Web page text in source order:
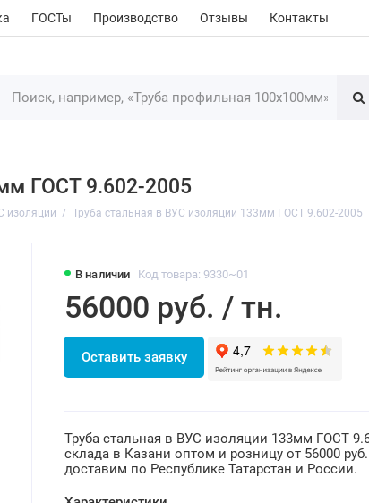
ГОСТы Производство Отзывы Контакты
ГОСТ 9.602-2005
изоляции Труба стальная в ВУС изоляции 133мм ГОСТ 9.602-2005
В наличии Код товара: 9330~01
56000 руб. / тн.
Оставить заявку
Труба стальная в ВУС изоляции 133мм ГОСТ
склада в Казани оптом и розницу от 56000
доставим по Республике Татарстан и России.